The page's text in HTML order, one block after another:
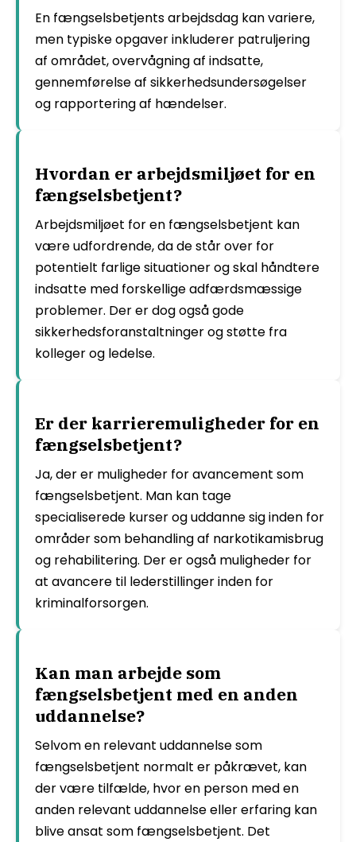
En fængselsbetjents arbejdsdag kan variere,
men typiske opgaver inkluderer patruljering
af området, overvågning af indsatte,
gennemførelse af sikkerhedsundersøgelser
og rapportering af hændelser.
Hvordan er arbejdsmiljøet for en
fængselsbetjent?
Arbejdsmiljøet for en fængselsbetjent kan
være udfordrende, da de står over for
potentielt farlige situationer og skal håndtere
indsatte med forskellige adfærdsmæssige
problemer. Der er dog også gode
sikkerhedsforanstaltninger og støtte fra
kolleger og ledelse.
Er der karrieremuligheder for en
fængselsbetjent?
Ja, der er muligheder for avancement som
fængselsbetjent. Man kan tage
specialiserede kurser og uddanne sig inden for
områder som behandling af narkotikamisbrug
og rehabilitering. Der er også muligheder for
at avancere til lederstillinger inden for
kriminalforsorgen.
Kan man arbejde som
fængselsbetjent med en anden
uddannelse?
Selvom en relevant uddannelse som
fængselsbetjent normalt er påkrævet, kan
der være tilfælde, hvor en person med en
anden relevant uddannelse eller erfaring kan
blive ansat som fængselsbetjent. Det